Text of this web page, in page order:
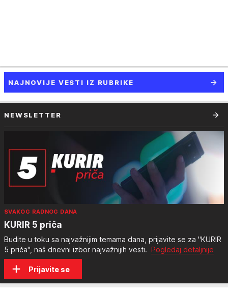
NAJNOVIJE VESTI IZ RUBRIKE
NEWSLETTER
SVAKOG RADNOG DANA
KURIR 5 priča
Budite u toku sa najvažnijim temama dana, prijavite se za "KURIR
5 priča", naš dnevni izbor najvažnijih vesti. Pogledaj detaljnije
Prijavite se